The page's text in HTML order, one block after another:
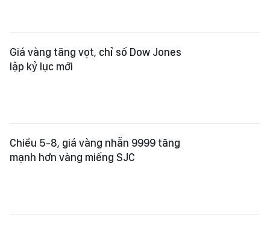
Giá vàng tăng vọt, chỉ số Dow Jones
lập kỷ lục mới
Chiều 5-8, giá vàng nhẫn 9999 tăng
mạnh hơn vàng miếng SJC